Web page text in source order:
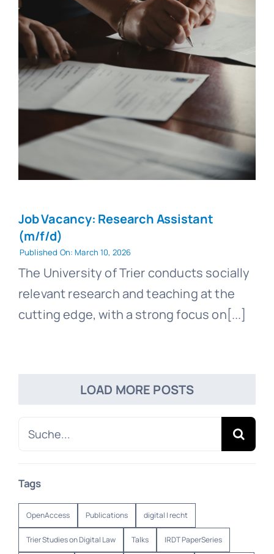
Job Vacancy: Research Assistant
(m/f/d)
Published On: March 10, 2026
The University of Trier conducts socially
relevant research and teaching at the
cutting edge, with a strong focus on[...]
LOAD MORE POSTS
Search
Tags
OpenAccess Publications digital | recht
Trier Studies on Digital Law Talks IRDT PaperSeries